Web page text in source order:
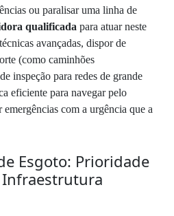
ou paralisar uma linha de
qualificada para atuar neste
avançadas, dispor de
(como caminhões
inspeção para redes de grande
eficiente para navegar pelo
com a urgência que a
Esgoto: Prioridade